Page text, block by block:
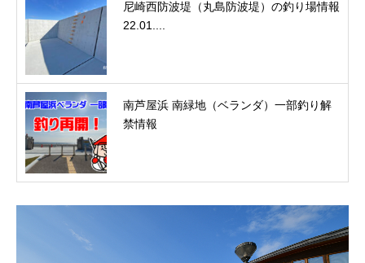
尼崎西防波堤（丸島防波堤）の釣り場情報
22.01....
南芦屋浜 南緑地（ベランダ）一部釣り解
禁情報